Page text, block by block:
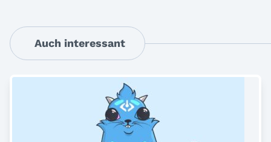
Auch interessant